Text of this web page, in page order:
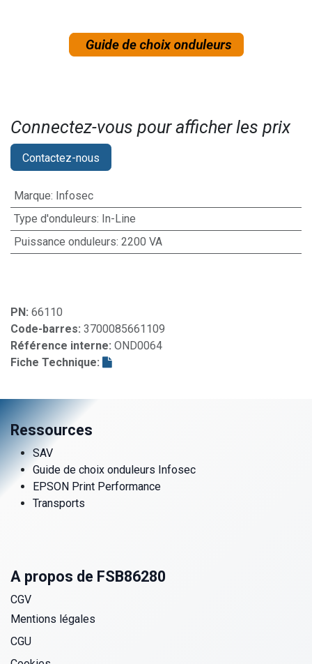
Connectez-vous pour afficher les prix​
Contactez-nous
Marque: Infosec
Type d'onduleurs: In-Line
Puissance onduleurs: 2200 VA
PN: 66110
Code-barres: 3700085661109
Référence interne: OND0064
Fiche Technique:
Ressources
SAV
Guide de choix onduleurs Infosec
EPSON Print Performance
Transports
A propos de FSB86280
CGV
Mentions légales
CGU